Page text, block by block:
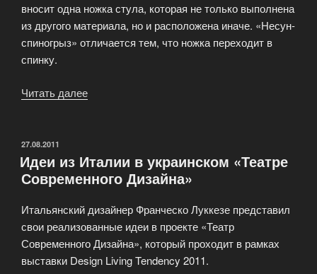
вносит одна ножка стула, которая не только выполнена
из другого материала, но и расположена иначе. «Несун-
спиногрыз» отличается тем, что ножка переходит в
спинку.
Читать далее
ОПУБЛИКОВАНО
27.08.2011
Идеи из Италии в украинском «Театре
Современного Дизайна»
Итальянский дизайнер Франческо Луккезе представил
свои реализованные идеи в проекте «Театр
Современного Дизайна», который проходит в рамках
выставки Design Living Tendency 2011.